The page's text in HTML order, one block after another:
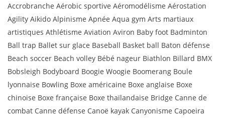
Accrobranche Aérobic sportive Aéromodélisme Aérostation
Agility Aikido Alpinisme Apnée Aqua gym Arts martiaux
artistiques Athlétisme Aviation Aviron Baby foot Badminton
Ball trap Ballet sur glace Baseball Basket ball Baton défense
Beach soccer Beach volley Bébé nageur Biathlon Billard BMX
Bobsleigh Bodyboard Boogie Woogie Boomerang Boule
lyonnaise Bowling Boxe américaine Boxe anglaise Boxe
chinoise Boxe française Boxe thaïlandaise Bridge Canne de
combat Canne défense Canoë kayak Canyonisme Capoeira